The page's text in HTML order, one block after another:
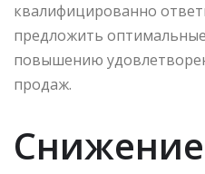
квалифицированно
предложить
повышению
продаж.
Снижение